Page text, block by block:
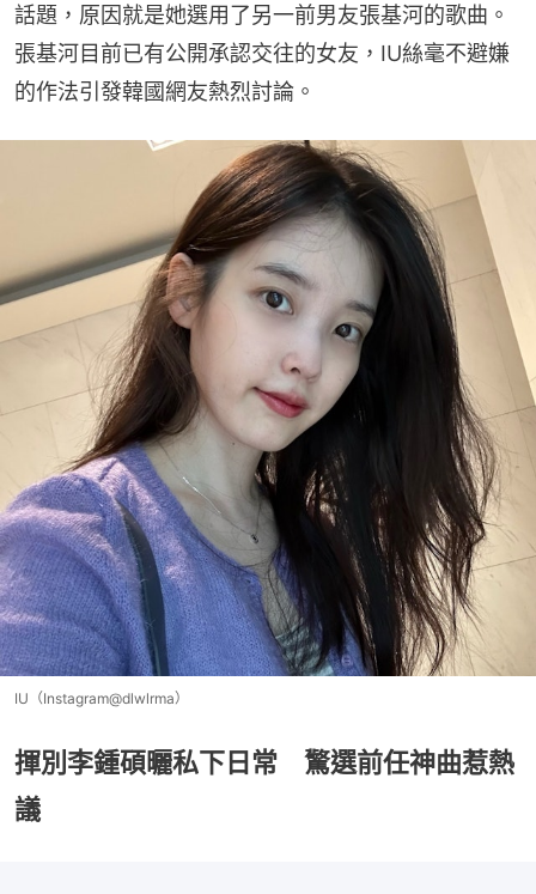
話題，原因就是她選用了另一前男友張基河的歌曲。
張基河目前已有公開承認交往的女友，IU絲毫不避嫌
的作法引發韓國網友熱烈討論。
IU（Instagram@dlwlrma）
揮別李鍾碩曬私下日常 驚選前任神曲惹熱
議